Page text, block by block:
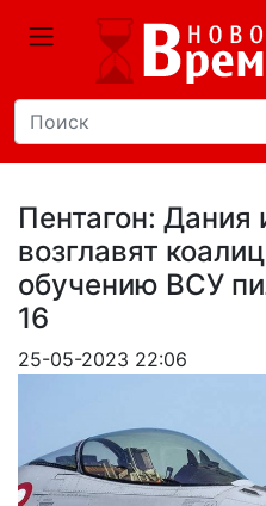
Пентагон:
возглавят
обучению ВСУ
16
25-05-2023 22:06